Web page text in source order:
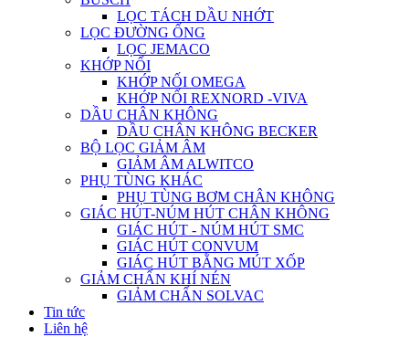
LỌC TÁCH DẦU NHỚT
LỌC ĐƯỜNG ỐNG
LỌC JEMACO
KHỚP NỐI
KHỚP NỐI OMEGA
KHỚP NỐI REXNORD -VIVA
DẦU CHÂN KHÔNG
DẦU CHÂN KHÔNG BECKER
BỘ LỌC GIẢM ÂM
GIẢM ÂM ALWITCO
PHỤ TÙNG KHÁC
PHỤ TÙNG BƠM CHÂN KHÔNG
GIÁC HÚT-NÚM HÚT CHÂN KHÔNG
GIÁC HÚT - NÚM HÚT SMC
GIÁC HÚT CONVUM
GIÁC HÚT BẰNG MÚT XỐP
GIẢM CHẤN KHÍ NÉN
GIẢM CHẤN SOLVAC
Tin tức
Liên hệ